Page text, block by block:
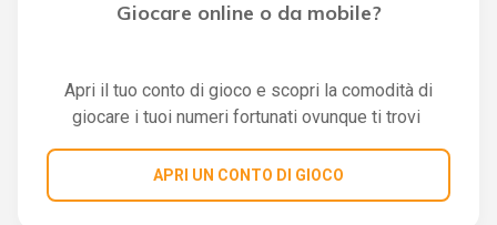
Giocare online o da mobile?
Apri il tuo conto di gioco e scopri la comodità di
giocare i tuoi numeri fortunati ovunque ti trovi
APRI UN CONTO DI GIOCO